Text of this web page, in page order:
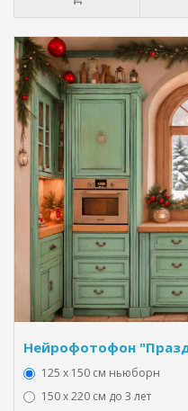
Нейрофотофон
125 x 150 см ньюборн
150 х 220 см до 3 лет